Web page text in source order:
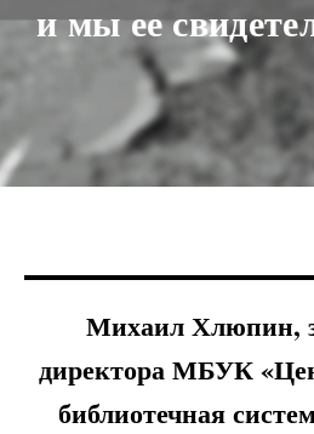
и мы ее
Михаил Хлюпин,
директора МБУК «
библиотечная